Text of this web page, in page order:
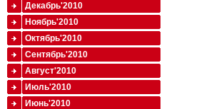
Декабрь'2010
Ноябрь'2010
Октябрь'2010
Сентябрь'2010
Август'2010
Июль'2010
Июнь'2010